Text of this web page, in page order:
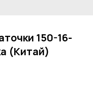
150-16-
(Китай)